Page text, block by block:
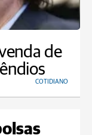
de
COTIDIANO